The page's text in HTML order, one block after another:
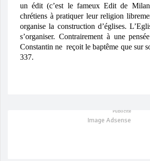
un édit (c’est le fameux Edit de
chrétiens à pratiquer leur religion
organise la construction d’églises.
s’organiser. Contrairement à une
Constantin ne reçoit le baptême que sur
337.
Image Adsense